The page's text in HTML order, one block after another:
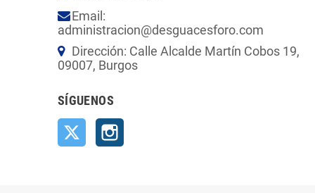
Email:
administracion@desguacesforo.com
Dirección: Calle Alcalde Martín Cobos 19,
09007, Burgos
SÍGUENOS
Twitter